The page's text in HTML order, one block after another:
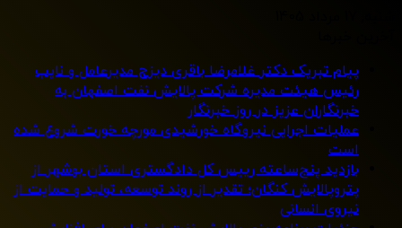
پیام تبریک دکتر غلامرضا باقری دیزج مدیرعامل و نایب
رئیس هیئت مدیره شرکت پالایش نفت اصفهان به
خبرنگاران عزیز در روز خبرنگار
عملیات اجرایی نیروگاه خورشیدی مورچه خورت شروع شده
است
بازدید پنج‌ساعته رییس کل دادگستری استان بوشهر از
پتروپالایش کنگان؛ تقدیر از روند توسعه، تولید و حمایت از
نیروی انسانی